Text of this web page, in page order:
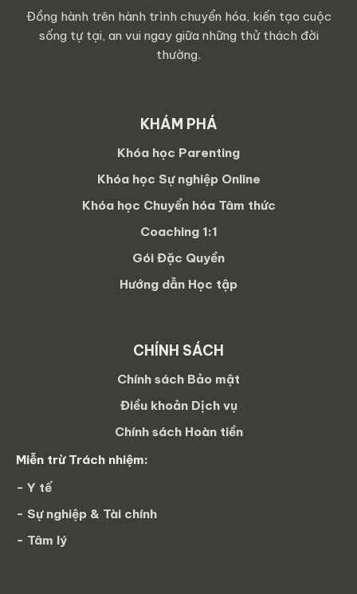
Đồng hành trên hành trình chuyển hóa, kiến tạo cuộc
sống tự tại, an vui ngay giữa những thử thách đời
thường.
KHÁM PHÁ
Khóa học Parenting
Khóa học Sự nghiệp Online
Khóa học Chuyển hóa Tâm thức
Coaching 1:1
Gói Đặc Quyền
Hướng dẫn Học tập
CHÍNH SÁCH
Chính sách Bảo mật
Điều khoản Dịch vụ
Chính sách Hoàn tiền
Miễn trừ Trách nhiệm:
- Y tế
- Sự nghiệp & Tài chính
- Tâm lý